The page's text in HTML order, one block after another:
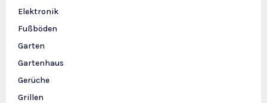
Elektronik
Fußböden
Garten
Gartenhaus
Gerüche
Grillen